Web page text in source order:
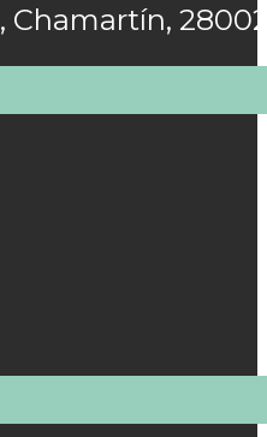
Chamartín,